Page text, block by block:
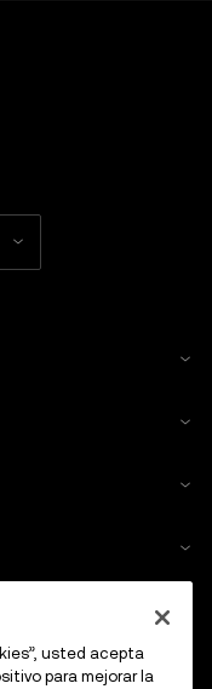
usted acepta
para mejorar la